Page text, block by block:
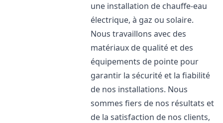
une installation de chauffe-eau
électrique, à gaz ou solaire.
Nous travaillons avec des
matériaux de qualité et des
équipements de pointe pour
garantir la sécurité et la fiabilité
de nos installations. Nous
sommes fiers de nos résultats et
de la satisfaction de nos clients,